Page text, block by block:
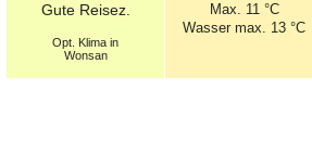
Gute Reisez.
Opt.
Klima in
Wonsan
Max. 11 °C
Wasser max. 13 °C